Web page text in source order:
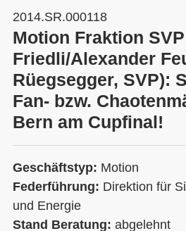
2014.SR.000118
Motion Fraktion
Friedli/Alexander
Rüegsegger, SVP):
Fan- bzw.
Bern am Cupfinal!
Geschäftstyp: Motion
Federführung: Direktion für
und Energie
Stand Beratung: abgelehnt